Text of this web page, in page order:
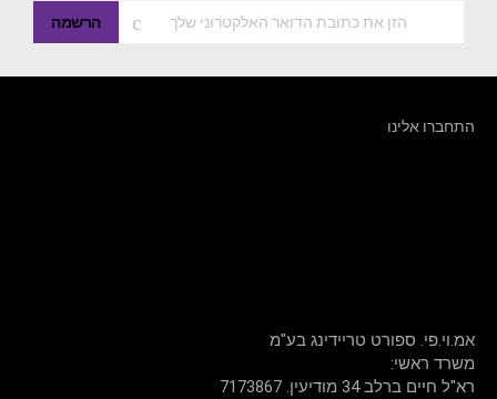
הרשמה
התחברו אלינו
אמ.וי.פי. ספורט טריידינג בע"מ
:משרד ראשי
רא"ל חיים ברלב 34 מודיעין. 7173867